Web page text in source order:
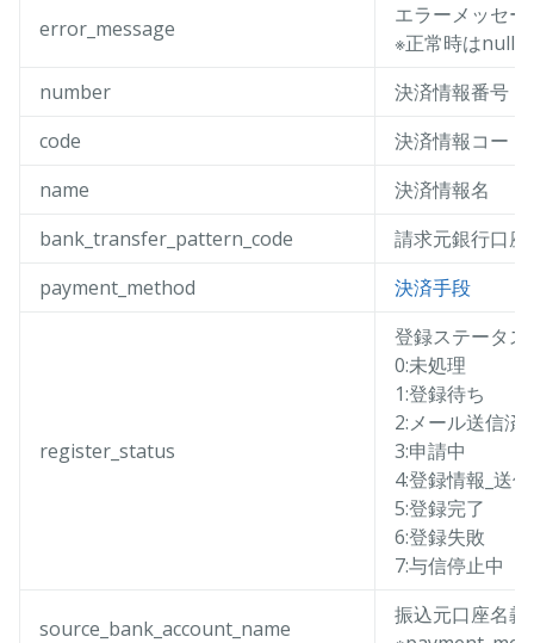
error_message
エラーメッセー
※正常時はnull
number
決済情報番号
code
決済情報コード
name
決済情報名
bank_transfer_pattern_code
請求元銀行口
payment_method
決済手段
register_status
登録ステータス
0:未処理
1:登録待ち
2:メール送信済
3:申請中
4:登録情報_送
5:登録完了
6:登録失敗
7:与信停止中
source_bank_account_name
振込元口座名義